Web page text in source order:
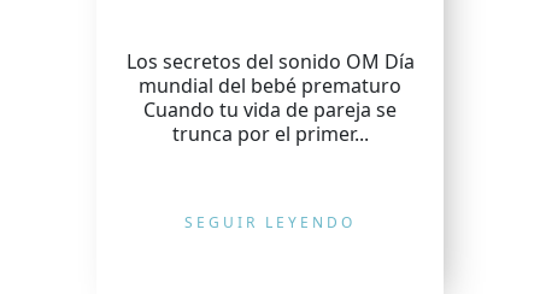
Los secretos del sonido OM Día
mundial del bebé prematuro
Cuando tu vida de pareja se
trunca por el primer...
SEGUIR LEYENDO